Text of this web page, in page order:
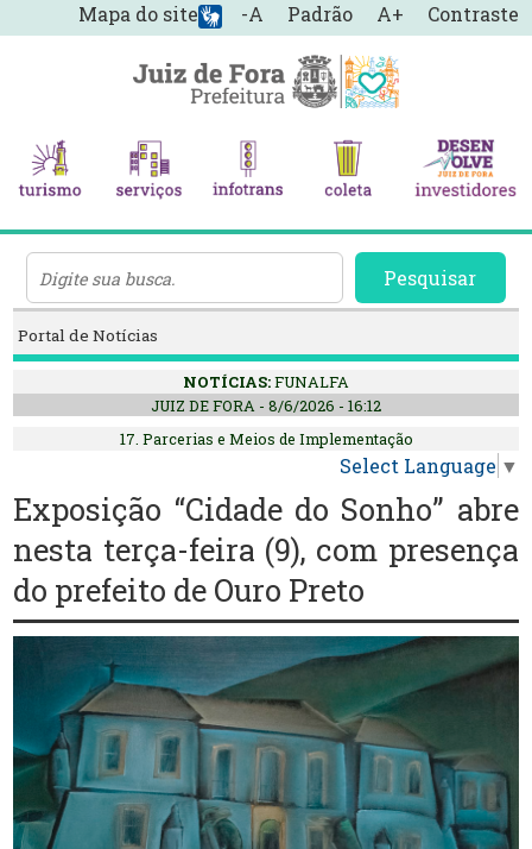
-A Padrão A+ Contraste
Mapa do site
Pesquisar
Portal de Notícias
NOTÍCIAS:FUNALFA
JUIZ DE FORA - 8/6/2026 - 16:12
17. Parcerias e Meios de Implementação
Select Language ▼
Exposição “Cidade do Sonho” abre
nesta terça-feira (9), com presença
do prefeito de Ouro Preto